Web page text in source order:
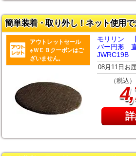
簡単装着・取り外し！ネット使用
アウトレットセール
※ＷＥＢクーポンはご
ざいません。
モリリン
バー円形
JWRC19B
08月11日お
（税込）
4,